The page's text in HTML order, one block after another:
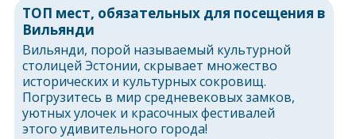
ТОП мест, обязательных для посещения в
Вильянди
Вильянди, порой называемый культурной
столицей Эстонии, скрывает множество
исторических и культурных сокровищ.
Погрузитесь в мир средневековых замков,
уютных улочек и красочных фестивалей
этого удивительного города!